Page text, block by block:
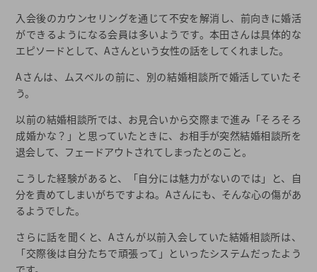
入会後のカウンセリングを通じて不安を解消し、前向きに婚活
ができるようになる会員は多いようです。本田さんは具体的な
エピソードとして、Aさんという女性の話をしてくれました。
Aさんは、ムスベルの前に、別の結婚相談所で婚活していたそ
う。
以前の結婚相談所では、お見合いから交際まで進み「そろそろ
成婚かな？」と思っていたときに、お相手が突然結婚相談所を
退会して、フェードアウトされてしまったとのこと。
こうした経験があると、「自分には魅力がないのでは」と、自
分を責めてしまいがちですよね。Aさんにも、そんな心の傷があ
るようでした。
さらに話を聞くと、Aさんが以前入会していた結婚相談所は、
「交際後は自分たちで頑張って」といったシステムだったよう